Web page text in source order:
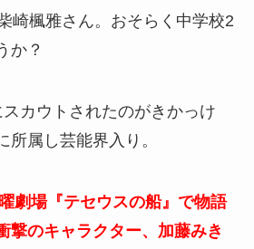
崎楓雅さん。おそらく中学校2
か？
カウトされたのがきかっけ
所属し芸能界入り。
劇場『テセウスの船』で物語
撃のキャラクター、加藤みき